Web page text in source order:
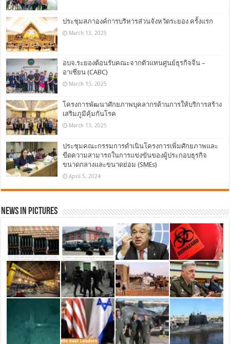
ประชุมสภาองค์การบริหารส่วนจังหวัดระยอง ครั้งแรก
March 13, 2025
อบจ.ระยองต้อนรับคณะจากตัวแทนศูนย์ธุรกิจจีน –
อาเซียน (CABC)
March 13, 2025
โครงการพัฒนาศักยภาพบุคลากรด้านการให้บริการสร้าง
เสริมภูมิคุ้มกันโรค
March 13, 2025
ประชุมคณะกรรมการดำเนินโครงการเพิ่มศักยภาพและ
ขีดความสามารถในการแข่งขันของผู้ประกอบธุรกิจ
ขนาดกลางและขนาดย่อม (SMEs)
April 5, 2024
News in Pictures